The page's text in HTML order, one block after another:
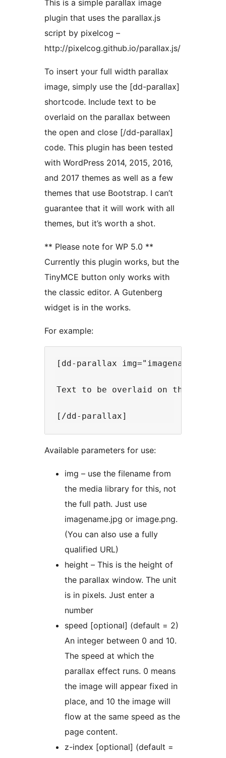
This is a simple parallax image
plugin that uses the parallax.js
script by pixelcog –
http://pixelcog.github.io/parallax.js/
To insert your full width parallax
image, simply use the [dd-parallax]
shortcode. Include text to be
overlaid on the parallax between
the open and close [/dd-parallax]
code. This plugin has been tested
with WordPress 2014, 2015, 2016,
and 2017 themes as well as a few
themes that use Bootstrap. I can’t
guarantee that it will work with all
themes, but it’s worth a shot.
** Please note for WP 5.0 **
Currently this plugin works, but the
TinyMCE button only works with
the classic editor. A Gutenberg
widget is in the works.
For example:
[dd-parallax
Text to be overlaid on the
Available parameters for use:
img – use the filename from
the media library for this, not
the full path. Just use
imagename.jpg or image.png.
(You can also use a fully
qualified URL)
height – This is the height of
the parallax window. The unit
is in pixels. Just enter a
number
speed [optional] (default = 2)
An integer between 0 and 10.
The speed at which the
parallax effect runs. 0 means
the image will appear fixed in
place, and 10 the image will
flow at the same speed as the
page content.
z-index [optional] (default =